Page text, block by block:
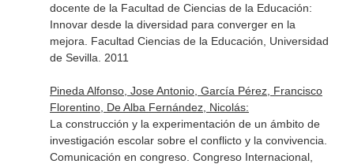
docente de la Facultad de Ciencias de la Educación:
Innovar desde la diversidad para converger en la
mejora. Facultad Ciencias de la Educación, Universidad
de Sevilla. 2011
Pineda Alfonso, Jose Antonio, García Pérez, Francisco
Florentino, De Alba Fernández, Nicolás:
La construcción y la experimentación de un ámbito de
investigación escolar sobre el conflicto y la convivencia.
Comunicación en congreso. Congreso Internacional,